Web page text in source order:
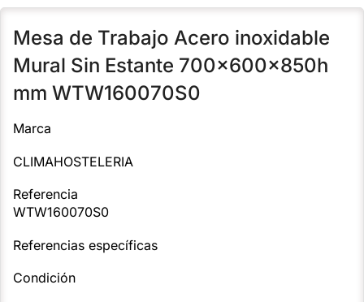
Mesa de Trabajo Acero inoxidable
Mural Sin Estante 700x600x850h
mm WTW160070S0
Marca
CLIMAHOSTELERIA
Referencia
WTW160070S0
Referencias específicas
Condición